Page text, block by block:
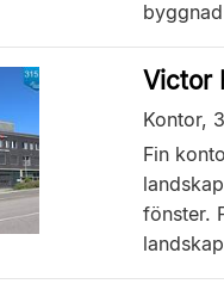
Victor
Kontor,
Fin
fönster.